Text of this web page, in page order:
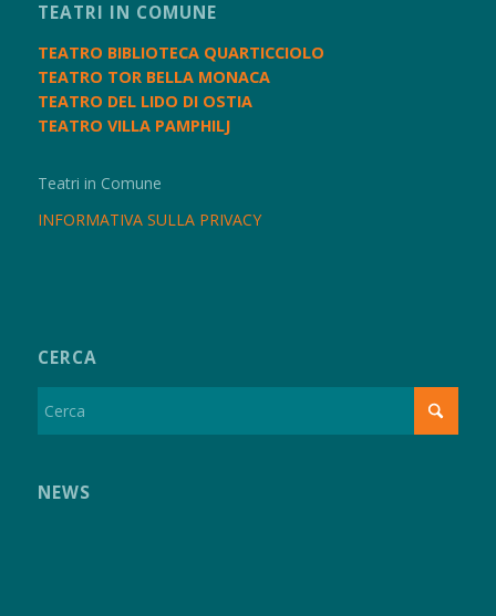
TEATRI IN COMUNE
TEATRO BIBLIOTECA QUARTICCIOLO
TEATRO TOR BELLA MONACA
TEATRO DEL LIDO DI OSTIA
TEATRO VILLA PAMPHILJ
Teatri in Comune
INFORMATIVA SULLA PRIVACY
CERCA
NEWS